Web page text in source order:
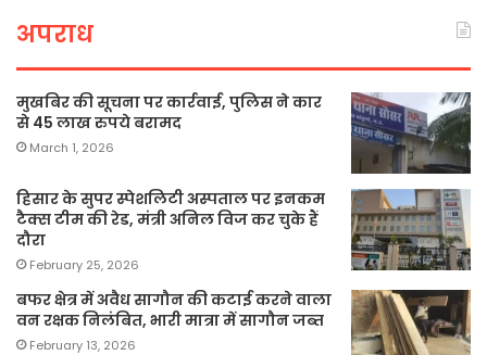
अपराध
मुखबिर की सूचना पर कार्रवाई, पुलिस ने कार
से 45 लाख रुपये बरामद
March 1, 2026
हिसार के सुपर स्पेशलिटी अस्पताल पर इनकम
टैक्स टीम की रेड, मंत्री अनिल विज कर चुके हैं
दौरा
February 25, 2026
बफर क्षेत्र में अवैध सागौन की कटाई करने वाला
वन रक्षक निलंबित, भारी मात्रा में सागौन जब्त
February 13, 2026